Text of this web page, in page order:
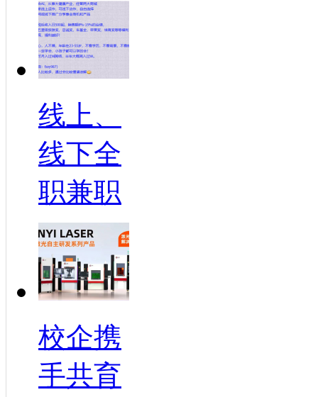
线上、
线下全
职兼职
校企携
手共育